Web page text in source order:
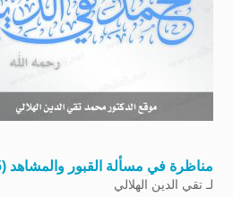
مناظرة في مسألة القبور والمشاهد (5)
لـتقي الدين الهلالي